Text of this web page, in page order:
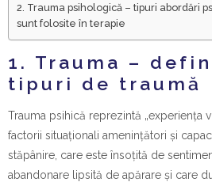
2. Trauma psihologică – tipuri abordări
sunt folosite în terapie
1. Trauma –
tipuri de traumă
Trauma psihică reprezintă „experienţa
factorii situaţionali ameninţători şi
stăpânire, care este însoţită de
abandonare lipsită de apărare şi care